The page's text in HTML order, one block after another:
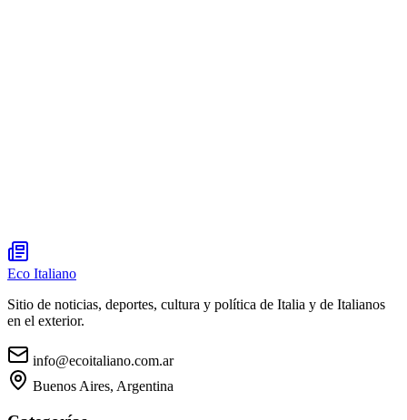
Eco Italiano
Sitio de noticias, deportes, cultura y política de Italia y de Italianos
en el exterior.
info@ecoitaliano.com.ar
Buenos Aires, Argentina